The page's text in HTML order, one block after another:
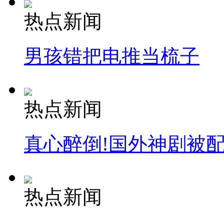
热点新闻
男孩错把电推当梳子
热点新闻
真心醉倒!国外神剧被
热点新闻